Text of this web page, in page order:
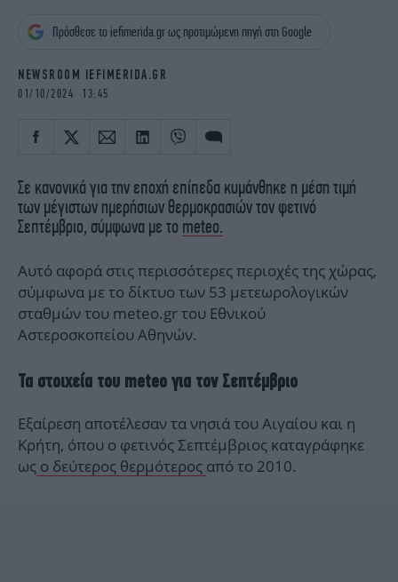
OSCARS
THE OCEAN
Πρόσθεσε το iefimerida.gr ως προτιμώμενη πηγή στη Google
NEWSROOM IEFIMERIDA.GR
01/10/2024 13:45
Σε κανονικά για την εποχή επίπεδα κυμάνθηκε η μέση τιμή
των μέγιστων ημερήσιων θερμοκρασιών τον φετινό
Σεπτέμβριο, σύμφωνα με το meteo.
Αυτό αφορά στις περισσότερες περιοχές της χώρας,
σύμφωνα με το δίκτυο των 53 μετεωρολογικών
σταθμών του meteo.gr του Εθνικού
Αστεροσκοπείου Αθηνών.
Τα στοιχεία του meteo για τον Σεπτέμβριο
Εξαίρεση αποτέλεσαν τα νησιά του Αιγαίου και η
Κρήτη, όπου ο φετινός Σεπτέμβριος καταγράφηκε
ως ο δεύτερος θερμότερος από το 2010.